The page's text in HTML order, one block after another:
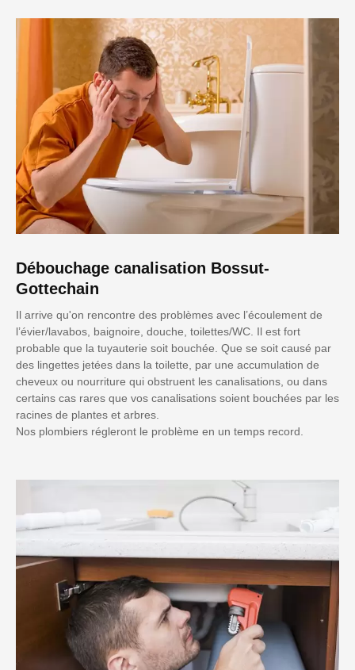
Débouchage canalisation Bossut-
Gottechain
Il arrive qu'on rencontre des problèmes avec l’écoulement de
l’évier/lavabos, baignoire, douche, toilettes/WC. Il est fort
probable que la tuyauterie soit bouchée. Que se soit causé par
des lingettes jetées dans la toilette, par une accumulation de
cheveux ou nourriture qui obstruent les canalisations, ou dans
certains cas rares que vos canalisations soient bouchées par les
racines de plantes et arbres.
Nos plombiers régleront le problème en un temps record.